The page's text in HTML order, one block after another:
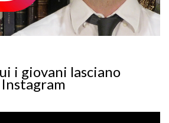
i giovani lasciano